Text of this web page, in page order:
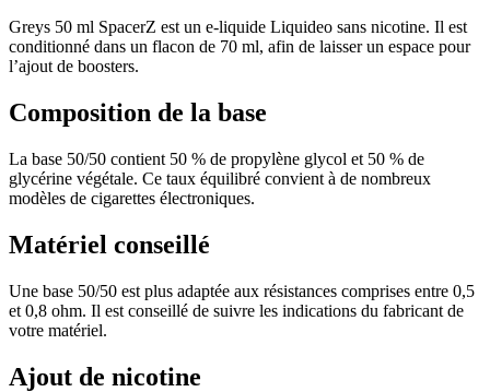
Greys 50 ml SpacerZ est un e-liquide Liquideo sans nicotine. Il est
conditionné dans un flacon de 70 ml, afin de laisser un espace pour
l’ajout de boosters.
Composition de la base
La base 50/50 contient 50 % de propylène glycol et 50 % de
glycérine végétale. Ce taux équilibré convient à de nombreux
modèles de cigarettes électroniques.
Matériel conseillé
Une base 50/50 est plus adaptée aux résistances comprises entre 0,5
et 0,8 ohm. Il est conseillé de suivre les indications du fabricant de
votre matériel.
Ajout de nicotine